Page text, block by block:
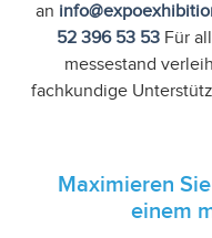
an
52 396 53 53 Für
messestand
fachkundige
Maximieren
einem